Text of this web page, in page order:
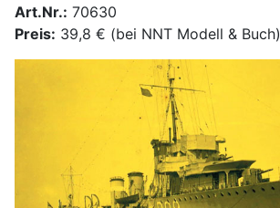
Art.Nr.: 70630
Preis: 39,8 € (bei NNT Modell & Buch)